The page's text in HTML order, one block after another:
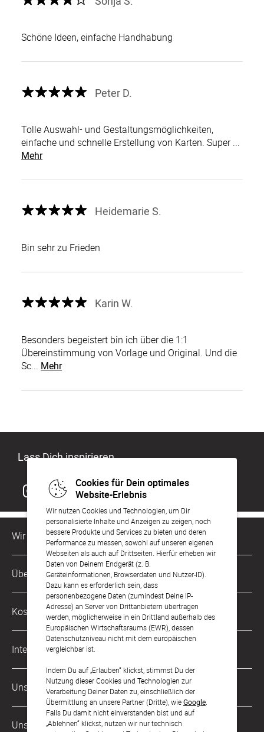
Cookies für Dein optimales
Website-Erlebnis
Wir nutzen Cookies und Technologien, um Dir
personalisierte Inhalte und Anzeigen zu zeigen, noch
bessere Produkte und Services zu bieten und deren
Performance zu messen, sowohl auf unseren eigenen
Webseiten als auch auf Drittseiten. Hierfür erheben wir
Daten von Deinem Endgerät (z. B.
Geräteinformationen, Browserdaten und Nutzer-ID).
Dazu kann es erforderlich sein, dass
personenbezogene Daten (zumindest Deine IP-
Adresse) an Server von Drittanbietern übertragen
werden, möglicherweise in ein Drittland außerhalb des
Europäischen Wirtschaftsraums (EWR), dessen
Datenschutzniveau nicht mit dem europäischen
vergleichbar ist.
Indem Du auf „Erlauben“ klickst, stimmst Du der
Nutzung dieser Cookies und Technologien zur
Verarbeitung Deiner Daten zu, einschließlich der
Übermittlung an unsere Partner (Dritte), wieGoogle
Falls Du damit nicht einverstanden bist und auf
„Ablehnen“ klickst, nutzen wir nur technisch
Schöne Ideen, einfache Handhabung
Peter D.
Tolle Auswahl- und Gestaltungsmöglichkeiten,
einfache und schnelle Erstellung von Karten. Super ...
Mehr
Heidemarie S.
Bin sehr zu Frieden
Karin W.
Besonders begeistert bin ich über die 1:1
Übereinstimmung von Vorlage und Original. Und die
Sc... Mehr
Lass Dich inspirieren
Wir sind für Dich da
Kundenservice-Hotline
0049 221 956 725 10
Mo. - Fr. von 9 bis 17 Uhr
kontakt@sendmoments.at
Über Uns
Philosophie
Karriere
Impressum
AGB & Widerrufsrecht
Zahlung & Versand
Datenschutz
Barrierefreiheitserklärung
Kostenlose Services
Musterkarten
Digitale Gästelisten
FAQ & Hilfe
International
Deutschland
Schweiz
Frankreich
Unsere Zahlungsarten
Unsere Partner